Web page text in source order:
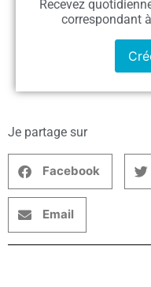
Recevez
correspondant
Je partage sur
Facebook
Email